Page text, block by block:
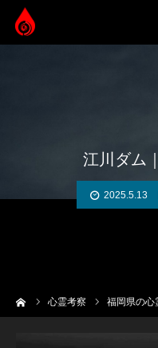
江川ダム
2025.5.13
心霊考察 福岡県の心